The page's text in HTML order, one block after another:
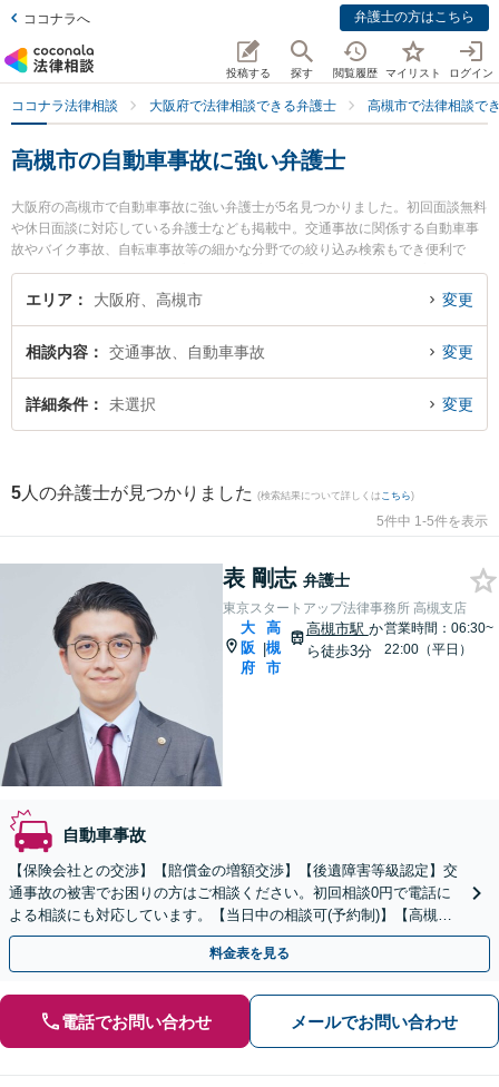
ココナラへ 弁護士の方はこちら
投稿する 探す 閲覧履歴 マイリスト ログイン
ココナラ法律相談 大阪府で法律相談できる弁護士 高槻市で法律相談で
高槻市の自動車事故に強い弁護士
大阪府の高槻市で自動車事故に強い弁護士が5名見つかりました。初回面談無料
や休日面談に対応している弁護士なども掲載中。交通事故に関係する自動車事
故やバイク事故、自転車事故等の細かな分野での絞り込み検索もでき便利で
す。特に東京スタートアップ法律事務所 高槻支店の表 剛志弁護士や高槻法律事
務所の吉本 由希弁護士、しののめ法律事務所の田中 紀子弁護士のプロフィール
トラブル解決の実績豊富な近くの弁護士を検索したい』『初回相談無料で自動
車事故を法律相談できる高槻市内の弁護士に相談予約したい』などでお困りの
相談者さんにおすすめです。
エリア 大阪府、高槻市 変更
相談内容 交通事故、自動車事故 変更
詳細条件 未選択 変更
5 人の弁護士が見つかりました (検索結果について詳しくは こちら)
5件中 1-5件を表示
表 剛志 弁護士
東京スタートアップ法律事務所 高槻支店
大
阪
府
|
高
槻
市
高槻市駅 か
ら徒歩3分
営業時間：06:30~
22:00（平日）
自動車事故
【保険会社との交渉】【賠償金の増額交渉】【後遺障害等級認定】交
通事故の被害でお困りの方はご相談ください。初回相談0円で電話に
よる相談にも対応しています。【当日中の相談可(予約制)】【高槻市
駅徒歩3分】
料金表を見る
電話でお問い合わせ メールでお問い合わせ